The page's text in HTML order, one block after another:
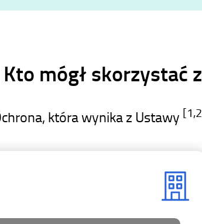
Kto mógł skorzystać
która wynika z Ustawy